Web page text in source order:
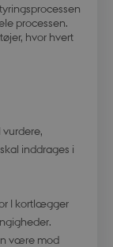
processen.
hvor hvert
inddrages i
I kortlægger
være mod